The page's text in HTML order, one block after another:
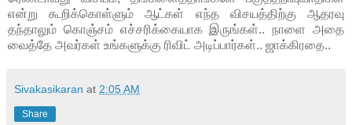
என்று கூறிக்கொள்ளும் ஆட்கள் எந்த விசயத்திற்கு ஆதரவு
தந்தாலும் கொஞ்சம் எச்சரிக்கையாக இருங்கள்.. நாளை அதை
வைத்தே அவர்கள் உங்களுக்கு ரிவிட் அடிப்பார்கள்.. ஜாக்கிரதை..
Sivakasikaran at 2:05 AM
Share